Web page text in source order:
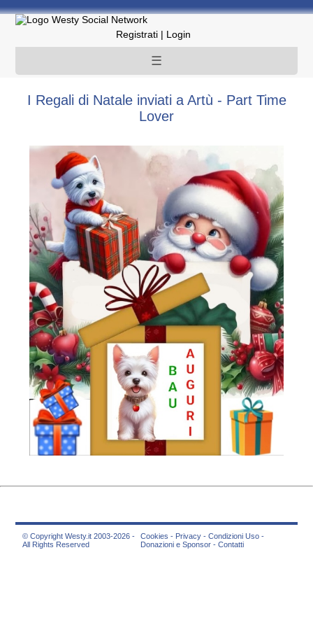
Registrati| Login
☰
I Regali di Natale inviati a Artù - Part Time
Lover
© Copyright Westy.it 2003-2026 -
All Rights Reserved
Cookies - Privacy -Condizioni Uso -
Donazioni e Sponsor -Contatti